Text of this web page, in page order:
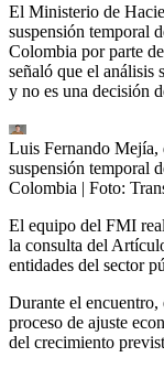
El Ministerio de
suspensión temporal
Colombia por parte
señaló que el análisis
y no es una decisión
Luis Fernando Mejía,
suspensión temporal
Colombia | Foto:
El equipo del FMI
la consulta del
entidades del sector
Durante el
proceso de ajuste
del crecimiento